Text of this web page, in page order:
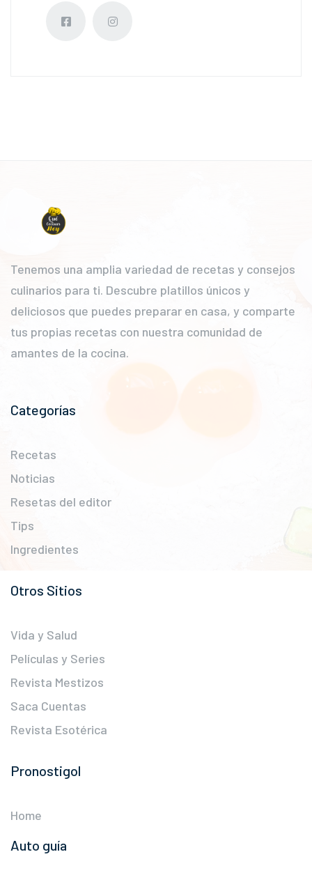
Tenemos una amplia variedad de recetas y consejos
culinarios para ti. Descubre platillos únicos y
deliciosos que puedes preparar en casa, y comparte
tus propias recetas con nuestra comunidad de
amantes de la cocina.
Categorías
Recetas
Noticias
Resetas del editor
Tips
Ingredientes
Otros Sitios
Vida y Salud
Películas y Series
Revista Mestizos
Saca Cuentas
Revista Esotérica
Pronostigol
Home
Auto guía